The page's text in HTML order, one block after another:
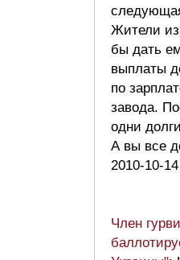
Жители из
бы дать
выплаты
по
завода.
одни
А вы все
2010-10-
Член